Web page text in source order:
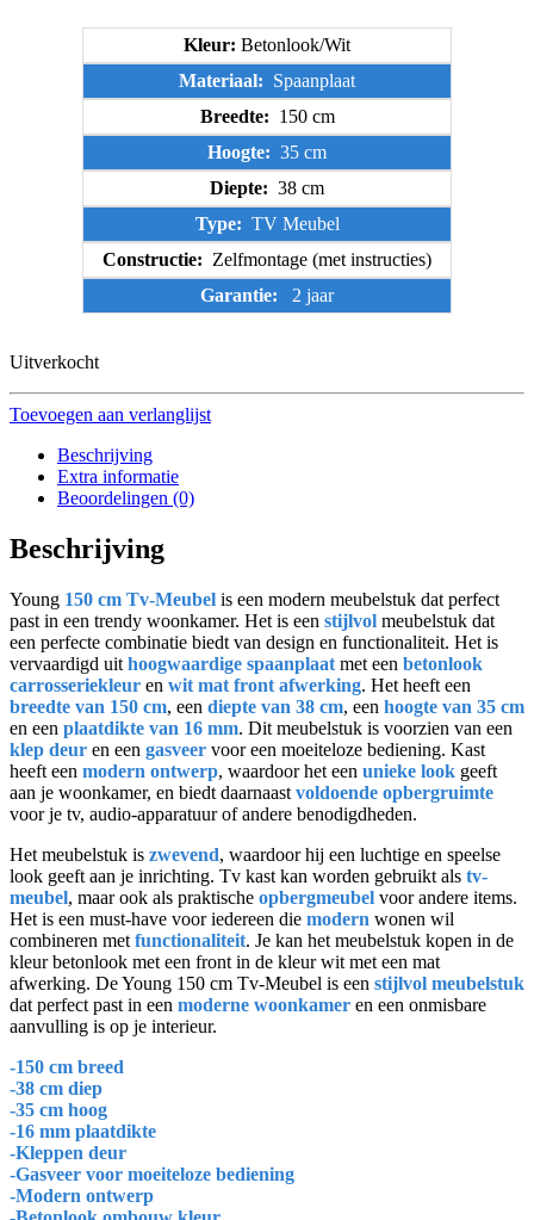
Kleur: Betonlook/Wit
Materiaal: Spaanplaat
Breedte: 150 cm
Hoogte: 35 cm
Diepte: 38 cm
Type: TV Meubel
Constructie: Zelfmontage (met instructies)
Garantie: 2 jaar
Uitverkocht
Toevoegen aan verlanglijst
Beschrijving
Extra informatie
Beoordelingen (0)
Beschrijving
Young 150 cm Tv-Meubel is een modern meubelstuk dat perfect
past in een trendy woonkamer. Het is een stijlvol meubelstuk dat
een perfecte combinatie biedt van design en functionaliteit. Het is
vervaardigd uit hoogwaardige spaanplaat met een betonlook
carrosseriekleur en wit mat front afwerking. Het heeft een
breedte van 150 cm, een diepte van 38 cm, een hoogte van 35 cm
en een plaatdikte van 16 mm. Dit meubelstuk is voorzien van een
klep deur en een gasveer voor een moeiteloze bediening. Kast
heeft een modern ontwerp, waardoor het een unieke look geeft
aan je woonkamer, en biedt daarnaast voldoende opbergruimte
voor je tv, audio-apparatuur of andere benodigdheden.
Het meubelstuk is zwevend, waardoor hij een luchtige en speelse
look geeft aan je inrichting. Tv kast kan worden gebruikt als tv-
meubel, maar ook als praktische opbergmeubel voor andere items.
Het is een must-have voor iedereen die modern wonen wil
combineren met functionaliteit. Je kan het meubelstuk kopen in de
kleur betonlook met een front in de kleur wit met een mat
afwerking. De Young 150 cm Tv-Meubel is een stijlvol meubelstuk
dat perfect past in een moderne woonkamer en een onmisbare
aanvulling is op je interieur.
-150 cm breed
-38 cm diep
-35 cm hoog
-16 mm plaatdikte
-Kleppen deur
-Gasveer voor moeiteloze bediening
-Modern ontwerp